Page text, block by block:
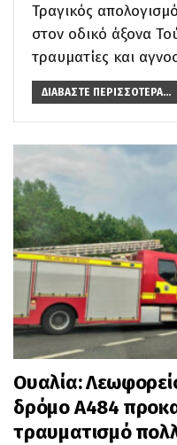
Τραγικός
στον οδικό άξονα
τραυματίες και
ΔΙΑΒΆΣΤΕ ΠΕΡΙΣΣΌΤΕΡΑ...
Ουαλία:
δρόμο Α484
τραυματισμό